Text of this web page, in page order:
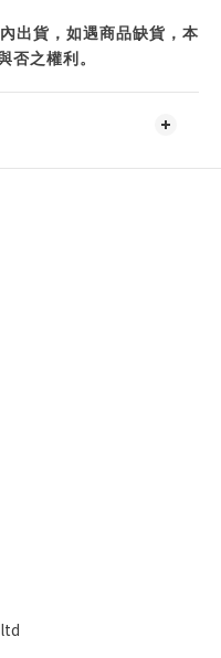
出貨，如遇商品缺貨，本
否之權利。